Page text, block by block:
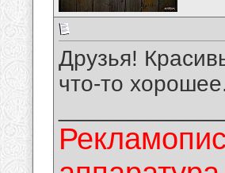
Друзья!
что-то